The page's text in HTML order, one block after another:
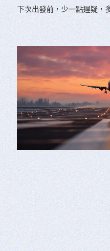
下次出發前，少一點遲疑，